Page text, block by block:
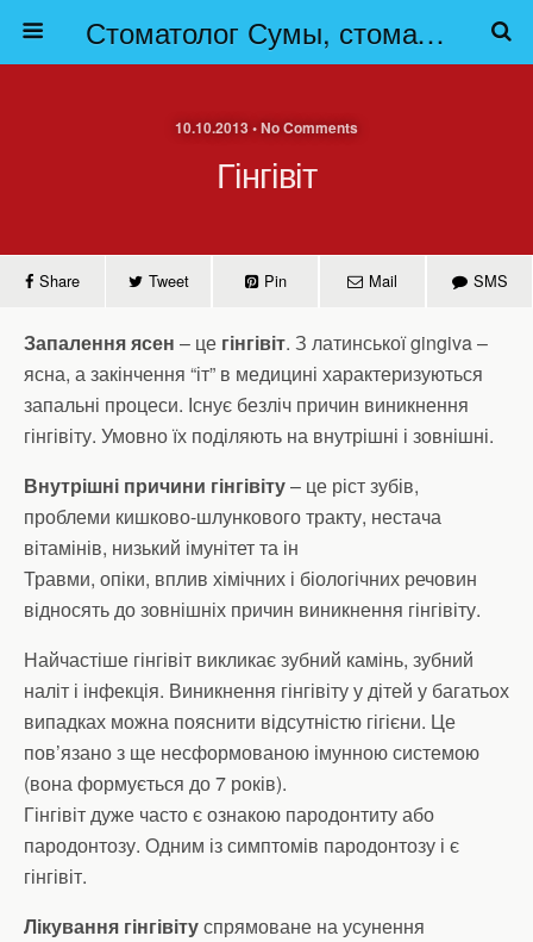
Стоматолог Сумы, стоматологические клиники Сумы, детская стоматология в Сумах. | Частная стоматология Сумы
10.10.2013 • No Comments
Гінгівіт
Share Tweet Pin Mail SMS
Запалення ясен – це гінгівіт. З латинської gingiva –
ясна, а закінчення “іт” в медицині характеризуються
запальні процеси. Існує безліч причин виникнення
гінгівіту. Умовно їх поділяють на внутрішні і зовнішні.
Внутрішні причини гінгівіту– це ріст зубів,
проблеми кишково-шлункового тракту, нестача
вітамінів, низький імунітет та ін
Травми, опіки, вплив хімічних і біологічних речовин
відносять до зовнішніх причин виникнення гінгівіту.
Найчастіше гінгівіт викликає зубний камінь, зубний
наліт і інфекція. Виникнення гінгівіту у дітей у багатьох
випадках можна пояснити відсутністю гігієни. Це
пов’язано з ще несформованою імунною системою
(вона формується до 7 років).
Гінгівіт дуже часто є ознакою пародонтиту або
пародонтозу. Одним із симптомів пародонтозу і є
гінгівіт.
Лікування гінгівітуспрямоване на усунення